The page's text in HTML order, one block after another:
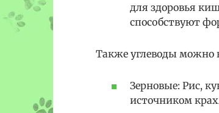
для здоровья
способствуют
Также углеводы можно
Зерновые: Рис,
источником